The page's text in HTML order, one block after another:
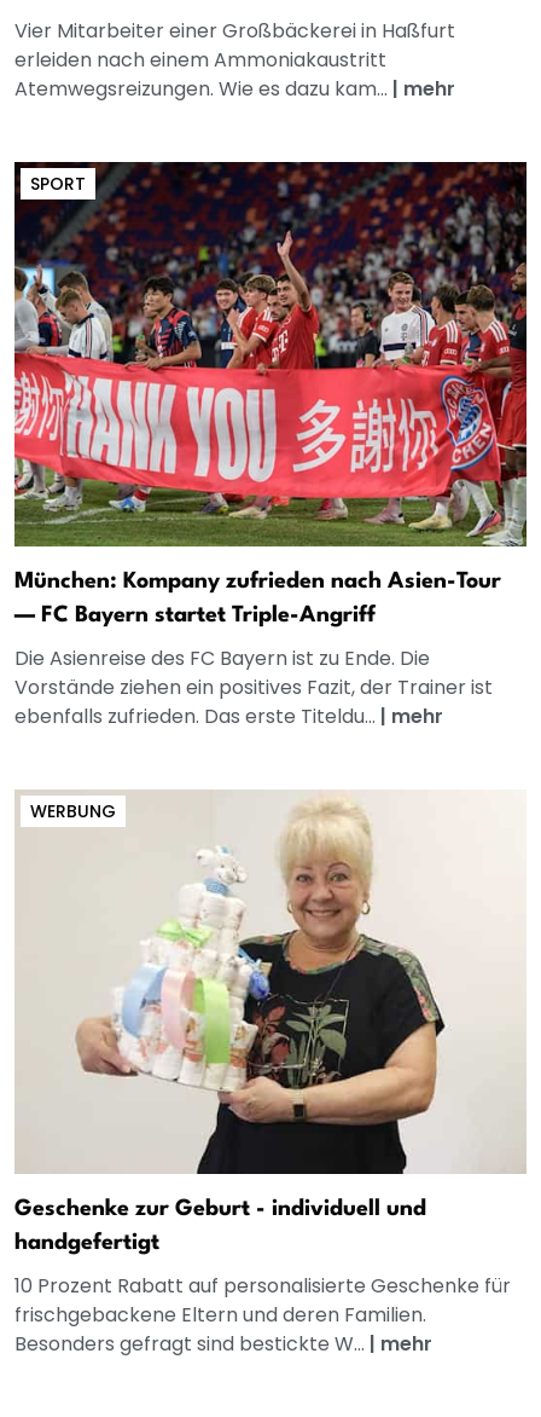
Vier Mitarbeiter einer Großbäckerei in Haßfurt
erleiden nach einem Ammoniakaustritt
Atemwegsreizungen. Wie es dazu kam... | mehr
SPORT
München: Kompany zufrieden nach Asien-Tour
— FC Bayern startet Triple-Angriff
Die Asienreise des FC Bayern ist zu Ende. Die
Vorstände ziehen ein positives Fazit, der Trainer ist
ebenfalls zufrieden. Das erste Titeldu... | mehr
WERBUNG
Geschenke zur Geburt - individuell und
handgefertigt
10 Prozent Rabatt auf personalisierte Geschenke für
frischgebackene Eltern und deren Familien.
Besonders gefragt sind bestickte W... | mehr